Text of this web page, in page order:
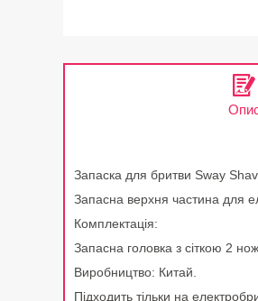
Запаска для бритви Sway
Запасна верхня частина для
Комплектація:
Запасна головка з сіткою 2
Виробництво: Китай.
Підходить тільки на